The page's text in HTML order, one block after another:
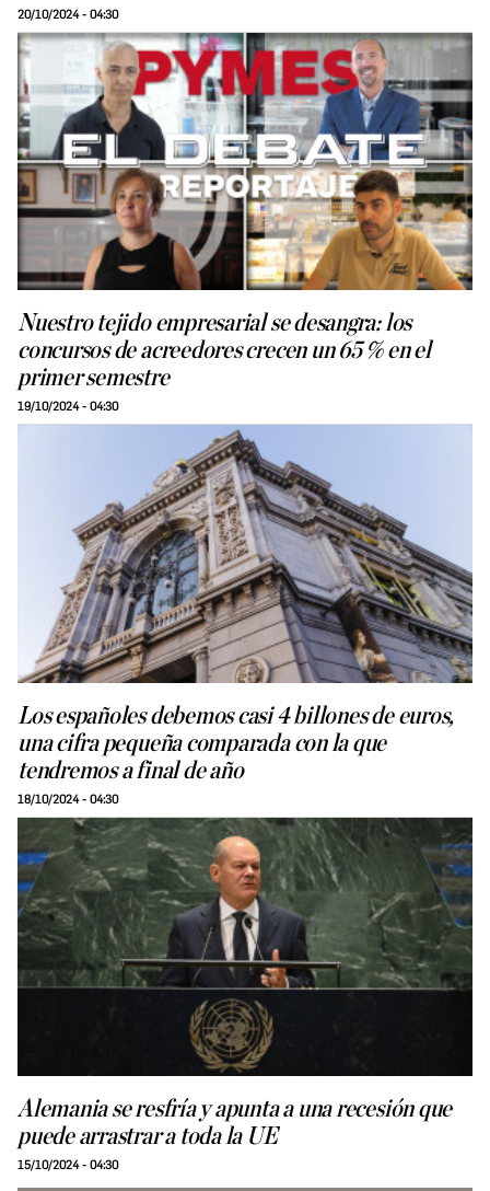
20/10/2024 - 04:30
Nuestro tejido empresarial se desangra: los
concursos de acreedores crecen un 65 % en el
primer semestre
19/10/2024 - 04:30
Los españoles debemos casi 4 billones de euros,
una cifra pequeña comparada con la que
tendremos a final de año
18/10/2024 - 04:30
Alemania se resfría y apunta a una recesión que
puede arrastrar a toda la UE
15/10/2024 - 04:30